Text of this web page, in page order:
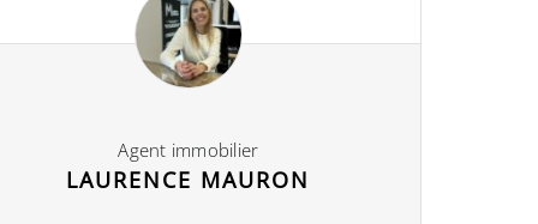
Agent immobilier
LAURENCE MAURON